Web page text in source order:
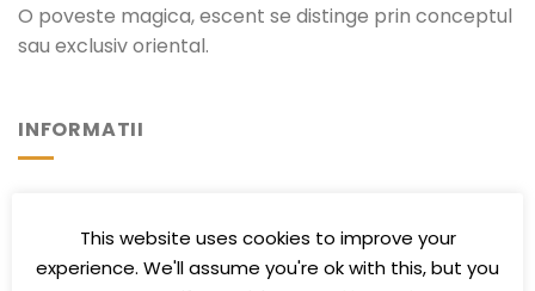
O poveste magica, escent se distinge prin conceptul
sau exclusiv oriental.
INFORMATII
Politica de confidentialitate
This website uses cookies to improve your
experience. We'll assume you're ok with this, but you